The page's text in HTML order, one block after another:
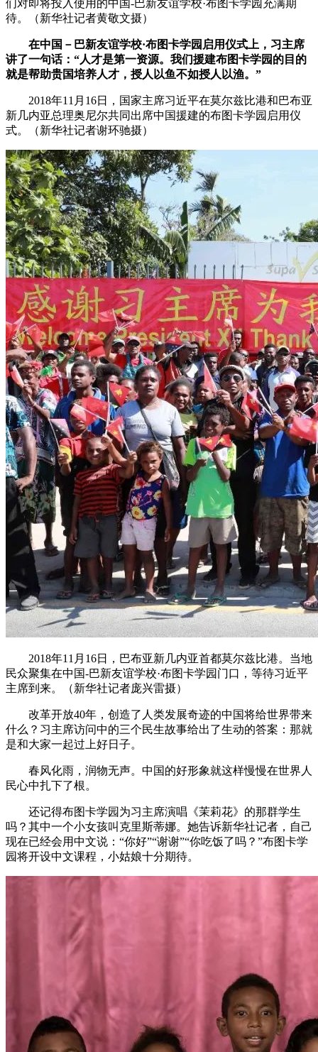
们对即将投入使用的中国-巴新友谊学校·布图卡学园充满期
待。（新华社记者黄敬文摄）
在中国－巴新友谊学校·布图卡学园启用仪式上，习主席
讲了一句话：“人才是第一资源。我们援建布图卡学园的目的
就是帮助贵国培养人才，授人以鱼不如授人以渔。”
2018年11月16日，国家主席习近平在莫尔兹比港和巴布亚
新几内亚总理奥尼尔共同出席中国援建的布图卡学园启用仪
式。（新华社记者谢环驰摄）
2018年11月16日，巴布亚新几内亚首都莫尔兹比港。当地
民众聚集在中国-巴新友谊学校·布图卡学园门口，等待习近平
主席到来。（新华社记者庞兴雷摄）
改革开放40年，创造了人类发展奇迹的中国将给世界带来
什么？习主席访问中的三个民生故事给出了生动的答案：那就
是和大家一起过上好日子。
春风化雨，润物无声。中国的好形象就这样慢慢在世界人
民心中扎下了根。
还记得布图卡学园为习主席演唱《茉莉花》的那群学生
吗？其中一个小女孩叫克里斯蒂娜。她告诉新华社记者，自己
现在已经会用中文说：“你好”“谢谢”“你吃饭了吗？”布图卡学
园将开设中文课程，小姑娘十分期待。